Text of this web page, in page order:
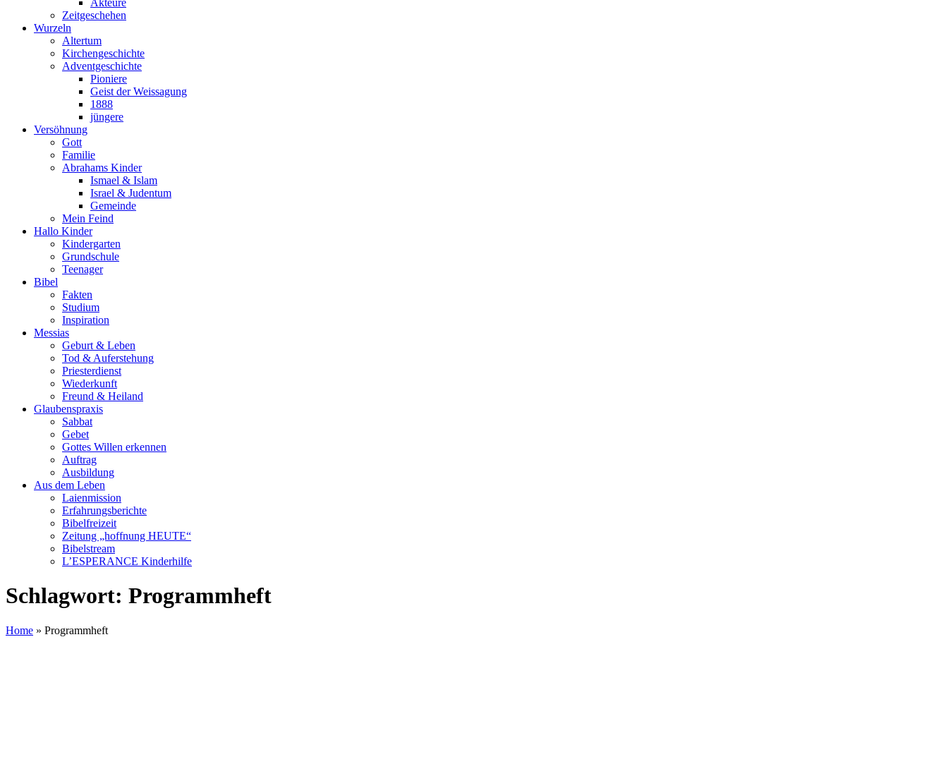
Akteure
Zeitgeschehen
Wurzeln
Altertum
Kirchengeschichte
Adventgeschichte
Pioniere
Geist der Weissagung
1888
jüngere
Versöhnung
Gott
Familie
Abrahams Kinder
Ismael & Islam
Israel & Judentum
Gemeinde
Mein Feind
Hallo Kinder
Kindergarten
Grundschule
Teenager
Bibel
Fakten
Studium
Inspiration
Messias
Geburt & Leben
Tod & Auferstehung
Priesterdienst
Wiederkunft
Freund & Heiland
Glaubenspraxis
Sabbat
Gebet
Gottes Willen erkennen
Auftrag
Ausbildung
Aus dem Leben
Laienmission
Erfahrungsberichte
Bibelfreizeit
Zeitung „hoffnung HEUTE“
Bibelstream
L’ESPERANCE Kinderhilfe
Schlagwort: Programmheft
Home » Programmheft